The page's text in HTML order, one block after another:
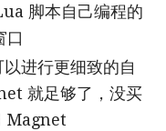
脚本自己编程的
口
进行更细致的自
就足够了，没买
Magnet